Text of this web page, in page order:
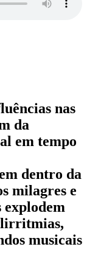
nas
da
em tempo
dentro da
milagres e
explodem
musicais